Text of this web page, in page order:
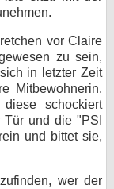
vor Claire
zu sein,
in letzter Zeit
Mitbewohnerin.
schockiert
und die "PSI
und bittet sie,
wer der